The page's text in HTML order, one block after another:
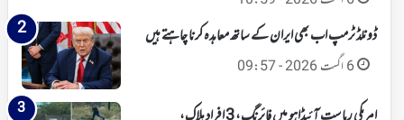
ڈونلڈ ٹرمپ اب بھی ایران کے ساتھ معاہدہ کرنا چاہتے ہیں
6 اگست 2026 - 09:57